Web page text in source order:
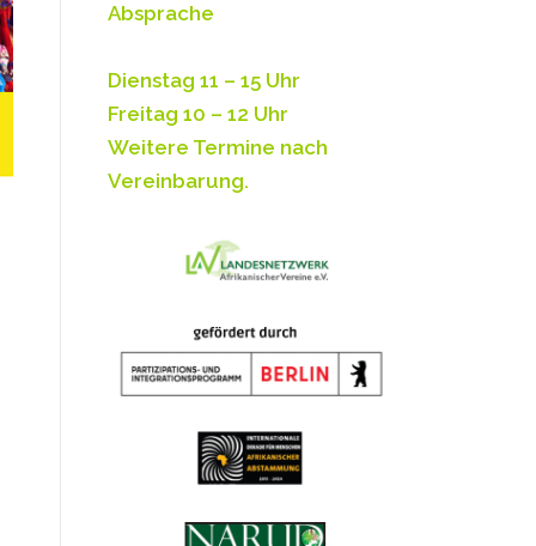
Absprache
Dienstag 11 – 15 Uhr
Freitag 10 – 12 Uhr
Weitere Termine nach
Vereinbarung.